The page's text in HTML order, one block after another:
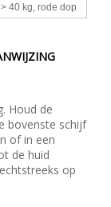
40 kg, rode dop
Houd de
bovenste schijf
of in een
de huid
op